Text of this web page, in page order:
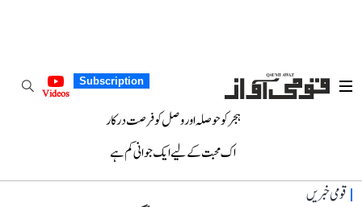
Subscription
Videos
ہجر کو حوصلہ اور وصل کو فرصت درکار
اک محبت کے لیے ایک جوانی کم ہے
قومی خبریں